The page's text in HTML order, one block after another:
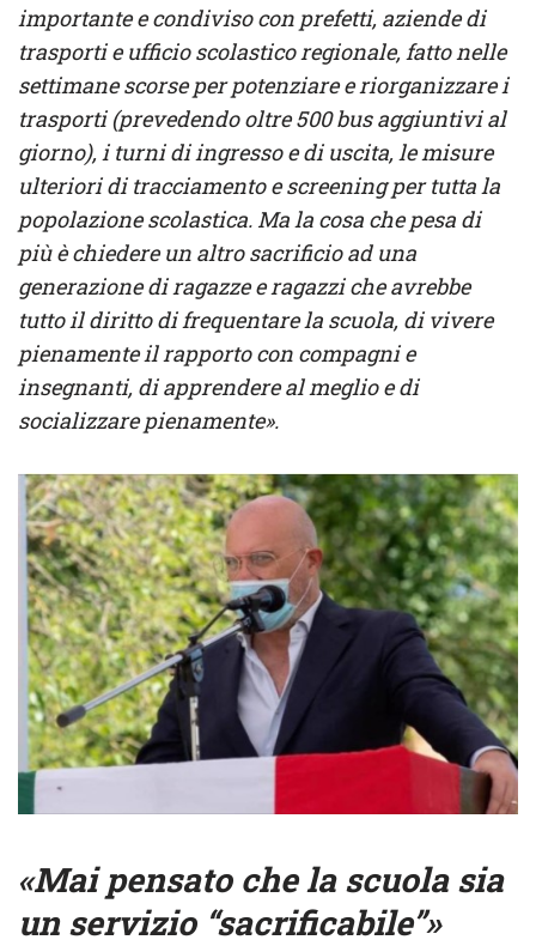
importante e condiviso con prefetti, aziende di
trasporti e ufficio scolastico regionale, fatto nelle
settimane scorse per potenziare e riorganizzare i
trasporti (prevedendo oltre 500 bus aggiuntivi al
giorno), i turni di ingresso e di uscita, le misure
ulteriori di tracciamento e screening per tutta la
popolazione scolastica. Ma la cosa che pesa di
più è chiedere un altro sacrificio ad una
generazione di ragazze e ragazzi che avrebbe
tutto il diritto di frequentare la scuola, di vivere
pienamente il rapporto con compagni e
insegnanti, di apprendere al meglio e di
socializzare pienamente».
«Mai pensato che la scuola sia
un servizio “sacrificabile”»